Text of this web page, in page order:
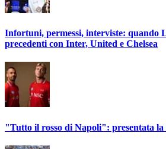
Infortuni, permessi, interviste:
precedenti con Inter, United e Chelsea
"Tutto il rosso di Napoli": presentata la